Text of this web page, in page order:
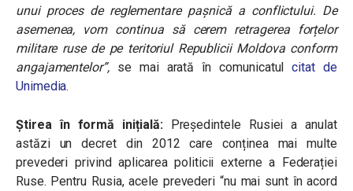
unui proces de reglementare pașnică a conflictului. De
asemenea, vom continua să cerem retragerea forțelor
militare ruse de pe teritoriul Republicii Moldova conform
angajamentelor”, se mai arată în comunicatulcitat de
Unimedia.
Știrea în formă inițială:Președintele Rusiei a anulat
astăzi un decret din 2012 care conținea mai multe
prevederi privind aplicarea politicii externe a Federației
Ruse. Pentru Rusia, acele prevederi “nu mai sunt în acord